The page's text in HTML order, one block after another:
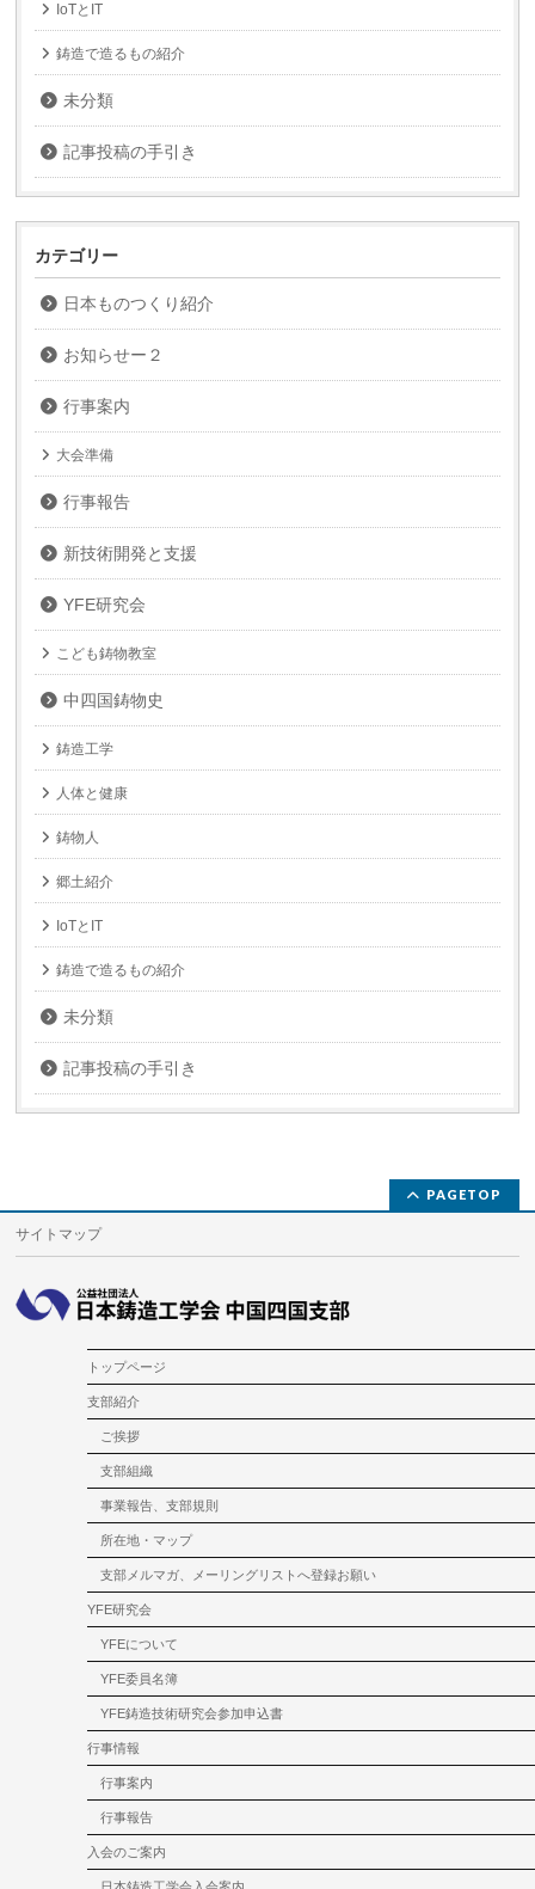
IoTとIT
鋳造で造るもの紹介
未分類
記事投稿の手引き
カテゴリー
日本ものつくり紹介
お知らせー２
行事案内
大会準備
行事報告
新技術開発と支援
YFE研究会
こども鋳物教室
中四国鋳物史
鋳造工学
人体と健康
鋳物人
郷土紹介
IoTとIT
鋳造で造るもの紹介
未分類
記事投稿の手引き
PAGETOP
サイトマップ
トップページ
支部紹介
ご挨拶
支部組織
事業報告、支部規則
所在地・マップ
支部メルマガ、メーリングリストへ登録お願い
YFE研究会
YFEについて
YFE委員名簿
YFE鋳造技術研究会参加申込書
行事情報
行事案内
行事報告
入会のご案内